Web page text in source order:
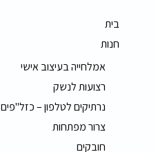
בית
חנות
אמלחייה בעיצוב אישי
רצועות לנשק
נרתיקים לטלפון – כזל"פים
צרור מפתחות
חובקים